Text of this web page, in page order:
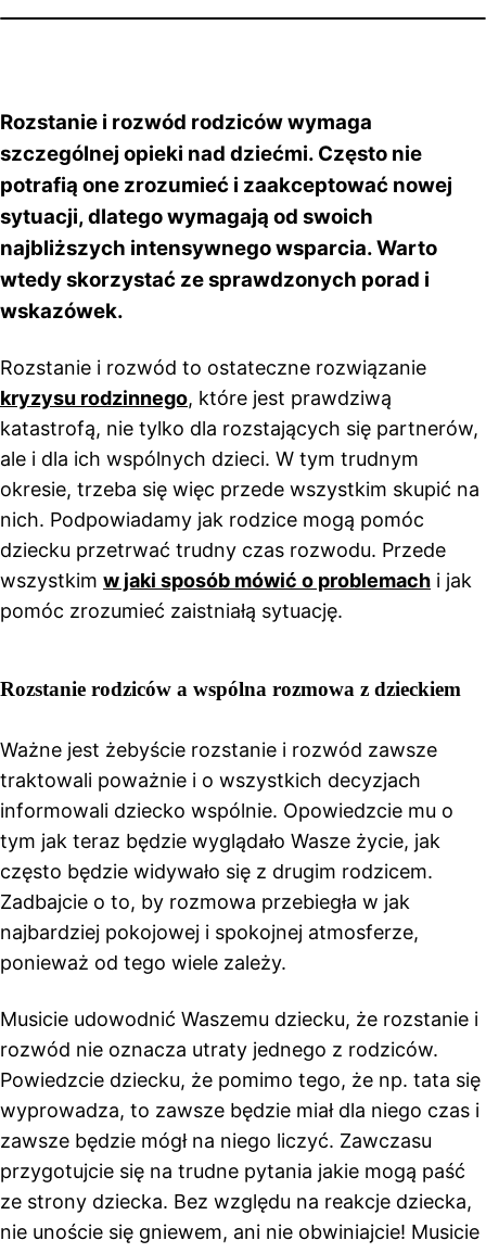
Rozstanie i rozwód rodziców wymaga
szczególnej opieki nad dziećmi. Często nie
potrafią one zrozumieć i zaakceptować nowej
sytuacji, dlatego wymagają od swoich
najbliższych intensywnego wsparcia. Warto
wtedy skorzystać ze sprawdzonych porad i
wskazówek.
Rozstanie i rozwód to ostateczne rozwiązanie
kryzysu rodzinnego, które jest prawdziwą
katastrofą, nie tylko dla rozstających się partnerów,
ale i dla ich wspólnych dzieci. W tym trudnym
okresie, trzeba się więc przede wszystkim skupić na
nich. Podpowiadamy jak rodzice mogą pomóc
dziecku przetrwać trudny czas rozwodu. Przede
wszystkim w jaki sposób mówić o problemach i jak
pomóc zrozumieć zaistniałą sytuację.
Rozstanie rodziców a wspólna rozmowa z dzieckiem
Ważne jest żebyście rozstanie i rozwód zawsze
traktowali poważnie i o wszystkich decyzjach
informowali dziecko wspólnie. Opowiedzcie mu o
tym jak teraz będzie wyglądało Wasze życie, jak
często będzie widywało się z drugim rodzicem.
Zadbajcie o to, by rozmowa przebiegła w jak
najbardziej pokojowej i spokojnej atmosferze,
ponieważ od tego wiele zależy.
Musicie udowodnić Waszemu dziecku, że rozstanie i
rozwód nie oznacza utraty jednego z rodziców.
Powiedzcie dziecku, że pomimo tego, że np. tata się
wyprowadza, to zawsze będzie miał dla niego czas i
zawsze będzie mógł na niego liczyć. Zawczasu
przygotujcie się na trudne pytania jakie mogą paść
ze strony dziecka. Bez względu na reakcje dziecka,
nie unoście się gniewem, ani nie obwiniajcie! Musicie